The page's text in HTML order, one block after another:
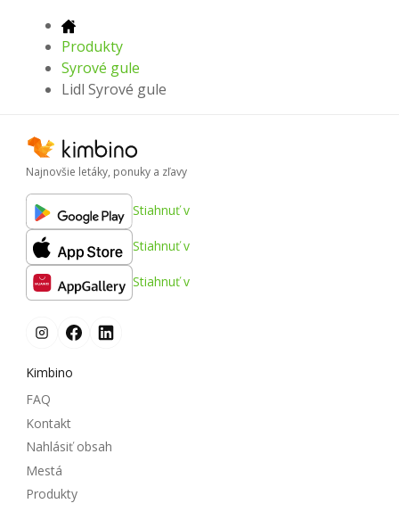
Produkty
Syrové gule
Lidl Syrové gule
Najnovšie letáky, ponuky a zľavy
Stiahnuť v
Stiahnuť v
Stiahnuť v
Kimbino
FAQ
Kontakt
Nahlásiť obsah
Mestá
Produkty